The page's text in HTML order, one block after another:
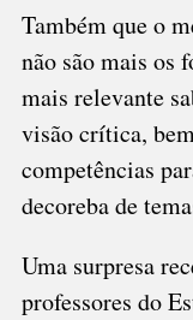
Também que o
não são mais os
mais relevante
visão crítica,
competências
decoreba de
Uma surpresa
professores do